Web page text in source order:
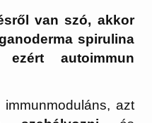
van szó, akkor
spirulina
ezért autoimmun
azt